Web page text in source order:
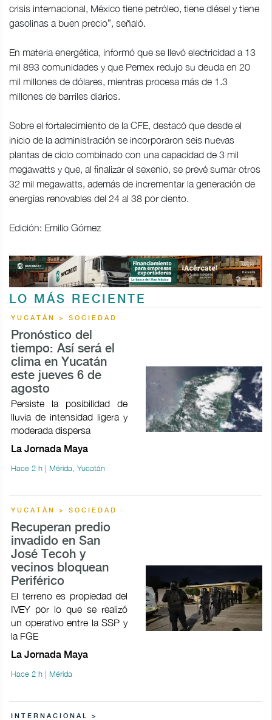
crisis internacional, México tiene petróleo, tiene diésel y tiene
gasolinas a buen precio”, señaló.
En materia energética, informó que se llevó electricidad a 13
mil 893 comunidades y que Pemex redujo su deuda en 20
mil millones de dólares, mientras procesa más de 1.3
millones de barriles diarios.
Sobre el fortalecimiento de la CFE, destacó que desde el
inicio de la administración se incorporaron seis nuevas
plantas de ciclo combinado con una capacidad de 3 mil
megawatts y que, al finalizar el sexenio, se prevé sumar otros
32 mil megawatts, además de incrementar la generación de
energías renovables del 24 al 38 por ciento.
Edición: Emilio Gómez
LO MÁS RECIENTE
YUCATÁN > SOCIEDAD
Pronóstico del
tiempo: Así será el
clima en Yucatán
este jueves 6 de
agosto
Persiste la posibilidad de
lluvia de intensidad ligera y
moderada dispersa
La Jornada Maya
Hace 2 h | Mérida, Yucatán
YUCATÁN > SOCIEDAD
Recuperan predio
invadido en San
José Tecoh y
vecinos bloquean
Periférico
El terreno es propiedad del
IVEY por lo que se realizó
un operativo entre la SSP y
la FGE
La Jornada Maya
Hace 2 h | Mérida
INTERNACIONAL >